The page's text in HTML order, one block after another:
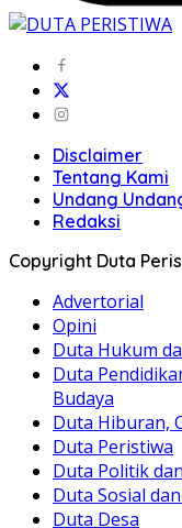
Disclaimer
Tentang Kami
Undang
Redaksi
Copyright Duta
Advertorial
Opini
Duta Hukum
Duta
Budaya
Duta Hiburan,
Duta Peristiwa
Duta Politik
Duta Sosial
Duta Desa